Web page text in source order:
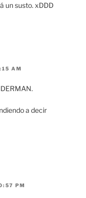
un susto. xDDD
AM
a decir
PM